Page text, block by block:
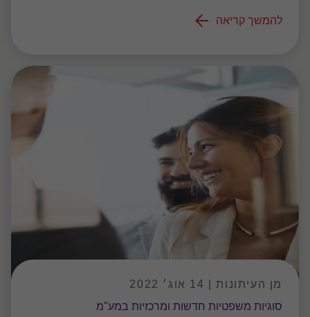
להמשך קריאה
מן העיתונות | 14 אוג׳ 2022
סוגיות משפטיות חדשות ומרכזיות במע"מ